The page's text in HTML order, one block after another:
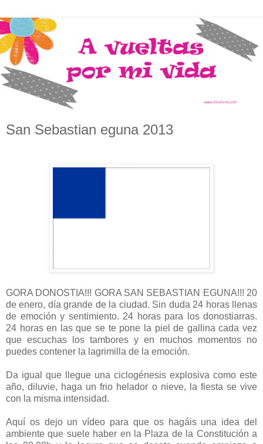
San Sebastian eguna 2013
GORA DONOSTIA!!! GORA SAN SEBASTIAN EGUNA!!! 20
de enero, día grande de la ciudad. Sin duda 24 horas llenas
de emoción y sentimiento. 24 horas para los donostiarras.
24 horas en las que se te pone la piel de gallina cada vez
que escuchas los tambores y en muchos momentos no
puedes contener la lagrimilla de la emoción.
Da igual que llegue una ciclogénesis explosiva como este
año, diluvie, haga un frio helador o nieve, la fiesta se vive
con la misma intensidad.
Aquí os dejo un vídeo para que os hagáis una idea del
ambiente que suele haber en la Plaza de la Constitución a